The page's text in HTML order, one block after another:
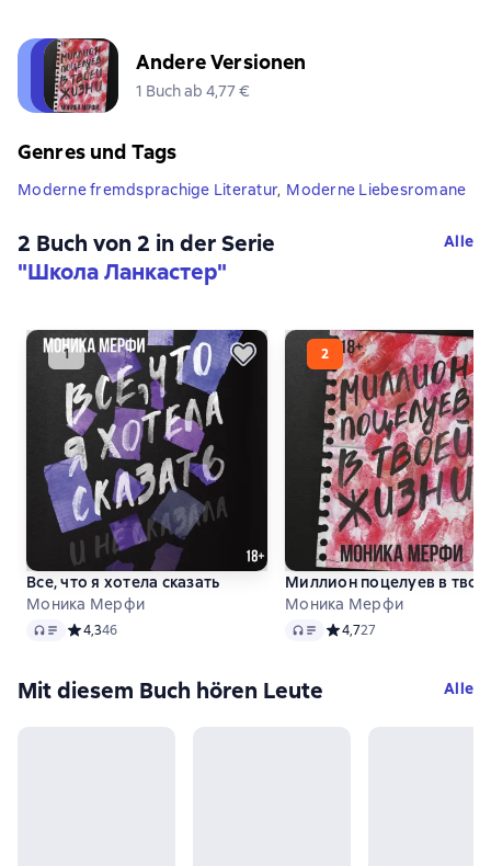
Andere Versionen
1 Buch ab 4,77 €
Genres und Tags
Moderne fremdsprachige Literatur, Moderne Liebesromane
2 Buch von 2 in der Serie
"Школа Ланкастер"
Alle
Все, что я хотела сказать
Моника Мерфи
Audio Средний рейтинг 4,3 на основе 46 оценок
4,346
Миллион поцелуев в
Моника Мерфи
Audio Средний рейтинг 4,7 на
4,727
Mit diesem Buch hören Leute Alle